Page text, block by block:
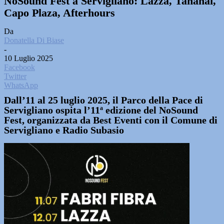
Capo Plaza, Afterhours
Da
Donatella Di Biase
-
10 Luglio 2025
Facebook
Twitter
WhatsApp
Dall’11 al 25 luglio 2025, il Parco della Pace di
Servigliano ospita l’11ª edizione del NoSound
Fest, organizzata da Best Eventi con il Comune di
Servigliano e Radio Subasio